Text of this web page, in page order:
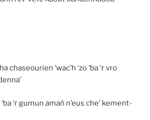
chaseourien ‘wac’h ‘zo ‘ba ‘r vro
‘ba ‘r gumun amañ n’eus che’ kement-